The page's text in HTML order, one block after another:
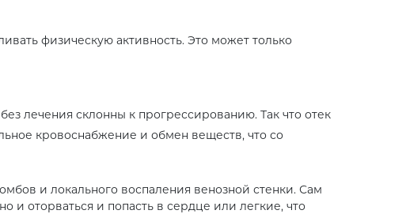
физическую активность. Это может только
лечения склонны к прогрессированию. Так что отек
кровоснабжение и обмен веществ, что со
и локального воспаления венозной стенки. Сам
и оторваться и попасть в сердце или легкие, что